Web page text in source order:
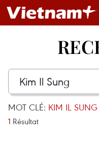
MOT CLÉ: KIM IL SUNG
1 Résultat